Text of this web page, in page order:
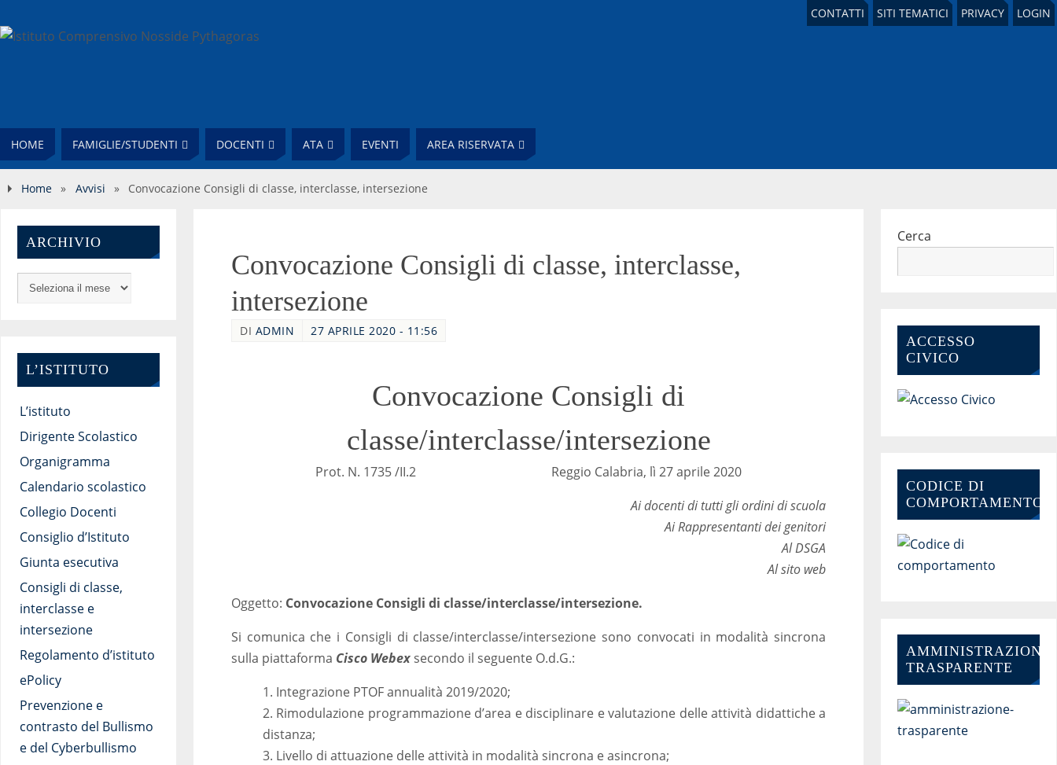
CONTATTI SITI TEMATICI PRIVACY LOGIN
HOME FAMIGLIE/STUDENTI DOCENTI ATA EVENTI AREA RISERVATA
Home » Avvisi » Convocazione Consigli di classe, interclasse, intersezione
Convocazione Consigli di classe, interclasse,
intersezione
DI ADMIN 27 APRILE 2020 - 11:56
Convocazione Consigli di
classe/interclasse/intersezione
Prot. N. 1735 /II.2 Reggio Calabria, lì 27 aprile 2020
Ai docenti di tutti gli ordini di scuola
Ai Rappresentanti dei genitori
Al DSGA
Al sito web
Oggetto: Convocazione Consigli di classe/interclasse/intersezione.
Si comunica che i Consigli di classe/interclasse/intersezione sono convocati in modalità sincrona
sulla piattaforma Cisco Webex secondo il seguente O.d.G.:
1. Integrazione PTOF annualità 2019/2020;
2. Rimodulazione programmazione d’area e disciplinare e valutazione delle attività didattiche a
distanza;
3. Livello di attuazione delle attività in modalità sincrona e asincrona;
ARCHIVIO
L’ISTITUTO
L’istituto
Dirigente Scolastico
Organigramma
Calendario scolastico
Collegio Docenti
Consiglio d’Istituto
Giunta esecutiva
Consigli di classe,
interclasse e
intersezione
Regolamento d’istituto
ePolicy
Prevenzione e
contrasto del Bullismo
e del Cyberbullismo
Cerca
ACCESSO
CIVICO
CODICE DI
COMPORTAMENTO
AMMINISTRAZIONE-
TRASPARENTE